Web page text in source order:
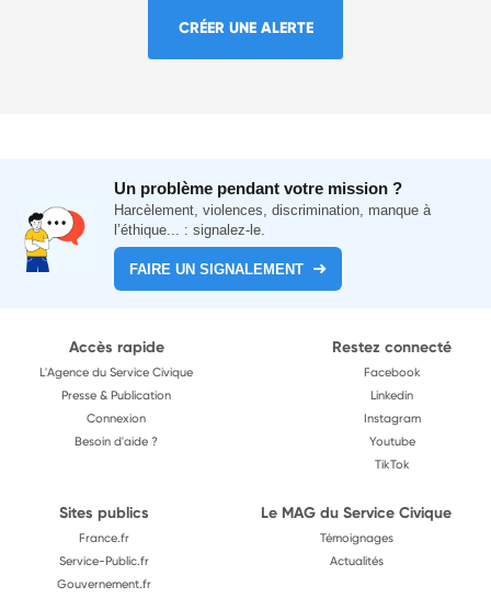
CRÉER UNE ALERTE
Un problème pendant votre mission ?
Harcèlement, violences, discrimination, manque à
l’éthique... : signalez-le.
FAIRE UN SIGNALEMENT
Accès rapide
L'Agence du Service Civique
Presse & Publication
Connexion
Besoin d'aide ?
Restez connecté
Facebook
Linkedin
Instagram
Youtube
TikTok
Sites publics
France.fr
Service-Public.fr
Gouvernement.fr
Le MAG du Service Civique
Témoignages
Actualités